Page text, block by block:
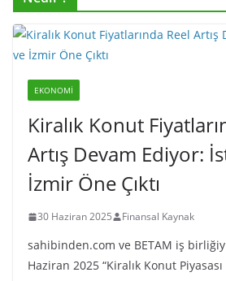
EKONOMI
Kiralık Konut
Artış Devam Ediyor:
İzmir Öne Çıktı
30 Haziran 2025 Finansal Kaynak
sahibinden.com ve BETAM iş
Haziran 2025 “Kiralık Konut